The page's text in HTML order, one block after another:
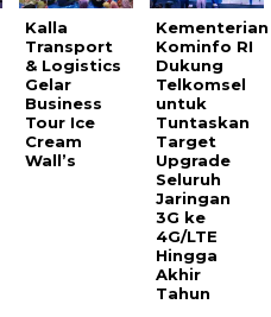
Kalla
Transport
& Logistics
Gelar
Business
Tour Ice
Cream
Wall’s
Kementerian
Kominfo RI
Dukung
Telkomsel
untuk
Tuntaskan
Target
Upgrade
Seluruh
Jaringan
3G ke
4G/LTE
Hingga
Akhir
Tahun